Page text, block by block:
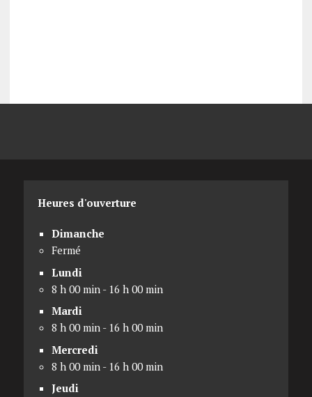
Heures d'ouverture
Dimanche
Fermé
Lundi
8 h 00 min - 16 h 00 min
Mardi
8 h 00 min - 16 h 00 min
Mercredi
8 h 00 min - 16 h 00 min
Jeudi